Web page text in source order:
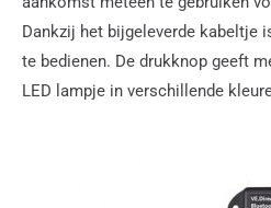
Dankzij het bijgeleverde kabeltje
te bedienen. De drukknop geeft
LED lampje in verschillende